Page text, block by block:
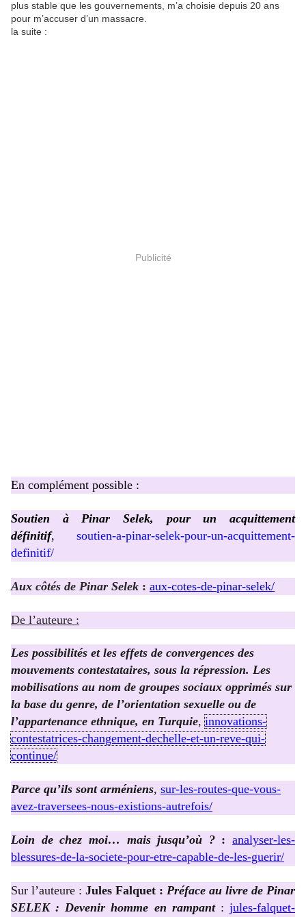
plus stable que les gouvernements, m’a choisie depuis 20 ans
pour m’accuser d’un massacre.
la suite :
Publicité
En complément possible :
Soutien à Pinar Selek, pour un acquittement
définitif,
soutien-a-pinar-selek-pour-un-acquittement-
definitif/
Aux côtés de Pinar Selek : aux-cotes-de-pinar-selek/
De l’auteure :
Les possibilités et les effets de convergences des
mouvements contestataires, sous la répression. Les
mobilisations au nom de groupes sociaux opprimés sur
la base du genre, de l’orientation sexuelle ou de
l’appartenance ethnique, en Turquie, innovations-
contestatrices-changement-dechelle-et-un-reve-qui-
continue/
Parce qu’ils sont arméniens, sur-les-routes-que-vous-
avez-traversees-nous-existions-autrefois/
Loin de chez moi… mais jusqu’où ? : analyser-les-
blessures-de-la-societe-pour-etre-capable-de-les-guerir/
Sur l’auteure : Jules Falquet : Préface au livre de Pinar
SELEK : Devenir homme en rampant : jules-falquet-